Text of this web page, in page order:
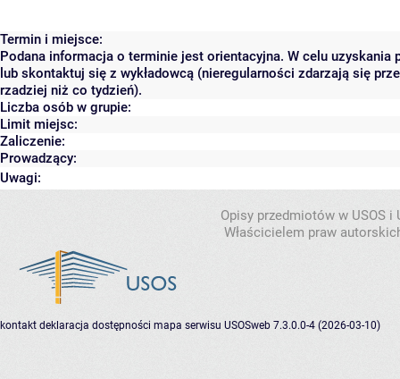
Termin i miejsce:
Podana informacja o terminie jest orientacyjna. W celu
lub skontaktuj się z wykładowcą (nieregularności zdarzają się
rzadziej niż co tydzień).
Liczba osób w grupie:
Limit miejsc:
Zaliczenie:
Prowadzący:
Uwagi:
Opisy przedmiotów w USOS
Właścicielem praw
kontakt deklaracja dostępności mapa serwisu USOSweb 7.3.0.0-4 (2026-03-10)